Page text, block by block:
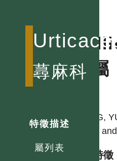
蕁麻科
特徵描述
屬列表
者屬
YANG,
LING
型態特徵